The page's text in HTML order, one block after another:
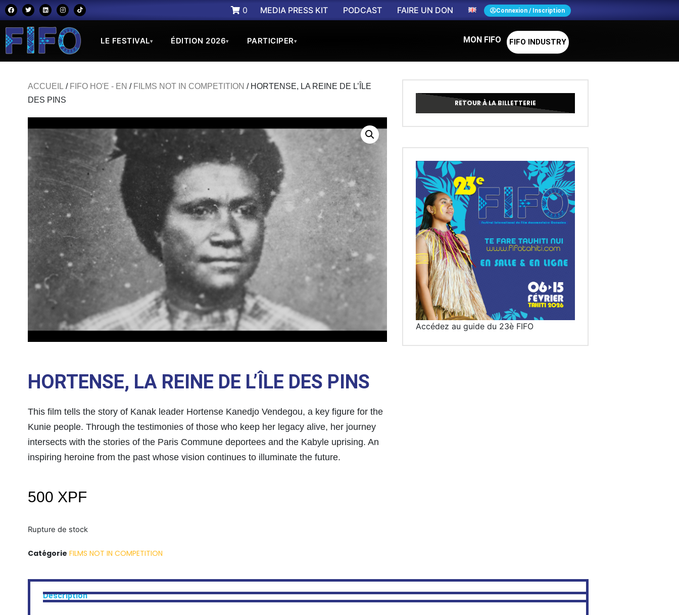
0 MEDIA PRESS KIT PODCAST FAIRE UN DON Connexion / Inscription
LE FESTIVAL▾ ÉDITION 2026▾ PARTICIPER▾ MON FIFO FIFO INDUSTRY
ACCUEIL / FIFO HO'E - EN / FILMS NOT IN COMPETITION / HORTENSE, LA REINE DE L’ÎLE
DES PINS
HORTENSE, LA REINE DE L’ÎLE DES PINS
This film tells the story of Kanak leader Hortense Kanedjo Vendegou, a key figure for the
Kunie people. Through the testimonies of those who keep her legacy alive, her journey
intersects with the stories of the Paris Commune deportees and the Kabyle uprising. An
inspiring heroine from the past whose vision continues to illuminate the future.
500 XPF
Rupture de stock
Catégorie FILMS NOT IN COMPETITION
RETOUR À LA BILLETTERIE
Accédez au guide du 23è FIFO
Description